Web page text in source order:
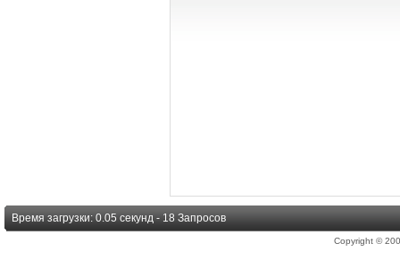
Время загрузки: 0.05 секунд - 18 Запросов
Copyright ©